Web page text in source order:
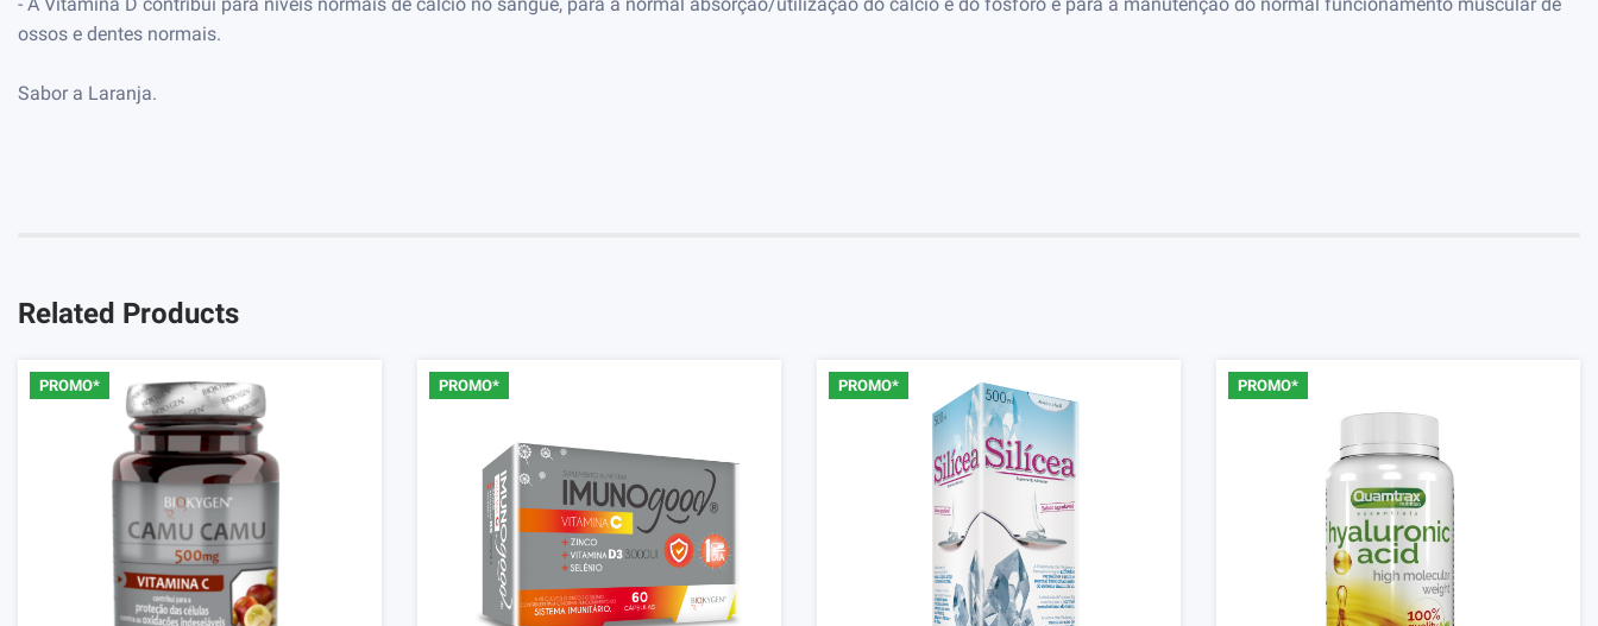
- A Vitamina D contribui para níveis normais de cálcio no sangue, para a normal absorção/utilização do cálcio e do fósforo e para a manutenção do normal funcionamento muscular de
ossos e dentes normais.
Sabor a Laranja.
Related Products
PROMO* PROMO* PROMO* PROMO*